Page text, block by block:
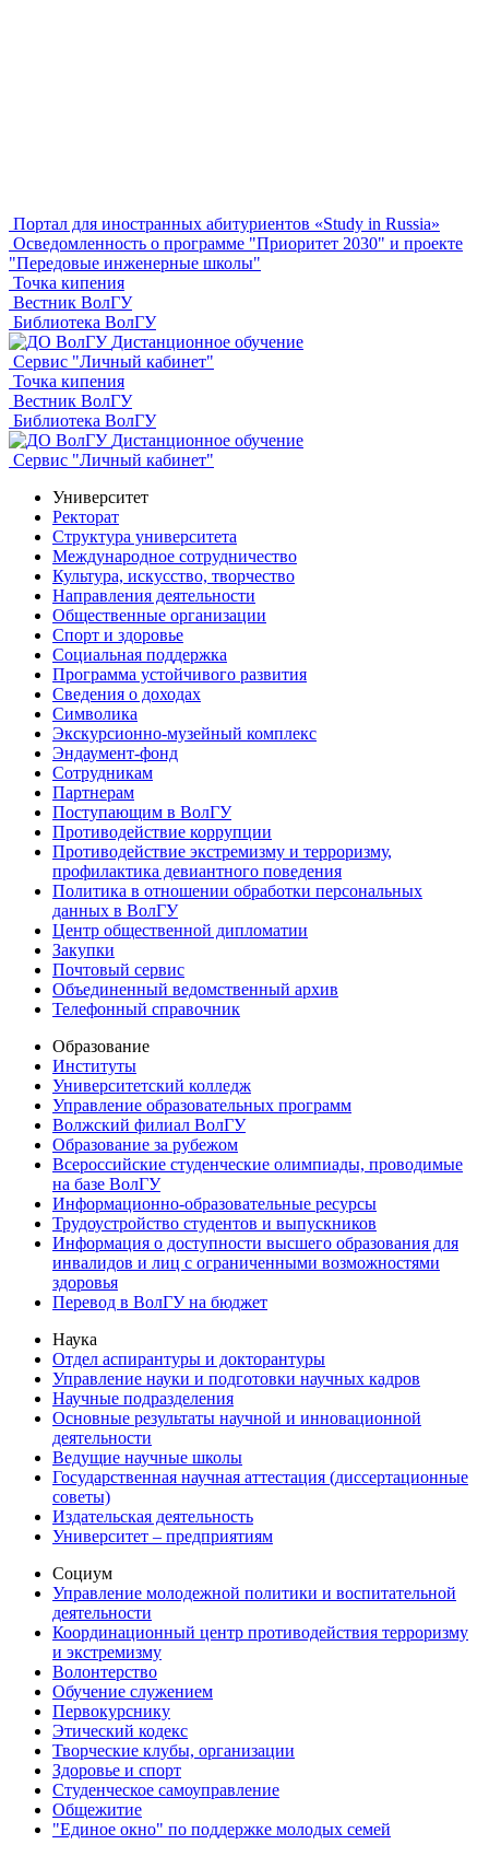
Портал для иностранных абитуриентов «Study in Russia»
Осведомленность о программе "Приоритет 2030" и проекте
"Передовые инженерные школы"
Точка кипения
Вестник ВолГУ
Библиотека ВолГУ
Дистанционное обучение
Сервис "Личный кабинет"
Точка кипения
Вестник ВолГУ
Библиотека ВолГУ
Дистанционное обучение
Сервис "Личный кабинет"
Университет
Ректорат
Структура университета
Международное сотрудничество
Культура, искусство, творчество
Направления деятельности
Общественные организации
Спорт и здоровье
Социальная поддержка
Программа устойчивого развития
Сведения о доходах
Символика
Экскурсионно-музейный комплекс
Эндаумент-фонд
Сотрудникам
Партнерам
Поступающим в ВолГУ
Противодействие коррупции
Противодействие экстремизму и терроризму,
профилактика девиантного поведения
Политика в отношении обработки персональных
данных в ВолГУ
Центр общественной дипломатии
Закупки
Почтовый сервис
Объединенный ведомственный архив
Телефонный справочник
Образование
Институты
Университетский колледж
Управление образовательных программ
Волжский филиал ВолГУ
Образование за рубежом
Всероссийские студенческие олимпиады, проводимые
на базе ВолГУ
Информационно-образовательные ресурсы
Трудоустройство студентов и выпускников
Информация о доступности высшего образования для
инвалидов и лиц с ограниченными возможностями
здоровья
Перевод в ВолГУ на бюджет
Наука
Отдел аспирантуры и докторантуры
Управление науки и подготовки научных кадров
Научные подразделения
Основные результаты научной и инновационной
деятельности
Ведущие научные школы
Государственная научная аттестация (диссертационные
советы)
Издательская деятельность
Университет – предприятиям
Социум
Управление молодежной политики и воспитательной
деятельности
Координационный центр противодействия терроризму
и экстремизму
Волонтерство
Обучение служением
Первокурснику
Этический кодекс
Творческие клубы, организации
Здоровье и спорт
Студенческое самоуправление
Общежитие
"Единое окно" по поддержке молодых семей